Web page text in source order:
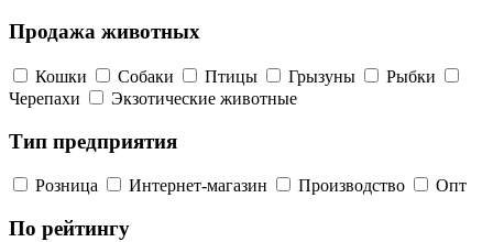
Продажа животных
Кошки Собаки Птицы Грызуны
Рыбки
Черепахи
Экзотические животные
Тип предприятия
Розница Интернет-магазин Производство Опт
По рейтингу